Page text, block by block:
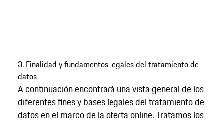
3. Finalidad y fundamentos legales del tratamiento de
datos
A continuación encontrará una vista general de los
diferentes fines y bases legales del tratamiento de
datos en el marco de la oferta online. Tratamos los